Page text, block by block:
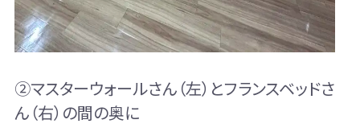
②マスターウォールさん（左）とフランスベッドさ
ん（右）の間の奥に